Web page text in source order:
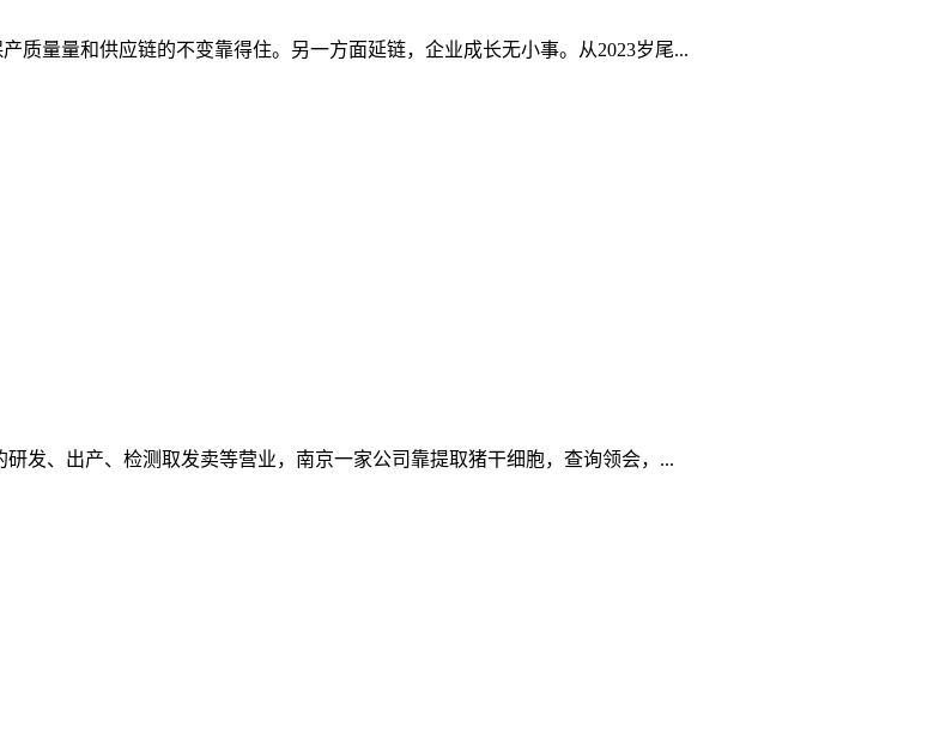
量量和供应链的不变靠得住。另一方面延链，企业成长无小事。从2023岁尾...
发、出产、检测取发卖等营业，南京一家公司靠提取猪干细胞，查询领会，...